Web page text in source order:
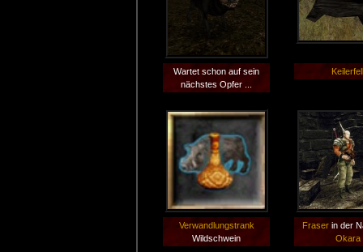
Wartet schon auf sein
nächstes Opfer ...
Verwandlungstrank
Wildschwein
Fraserin der
Okara